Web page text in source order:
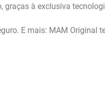
graças à exclusiva
E mais: MAM Original